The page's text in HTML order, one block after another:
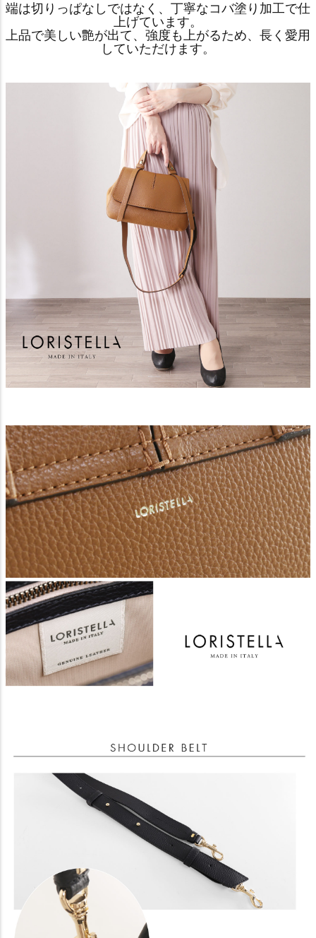
端は切りっぱなしではなく、丁寧なコバ塗り加工で仕
上げています。
上品で美しい艶が出て、強度も上がるため、長く愛用
していただけます。